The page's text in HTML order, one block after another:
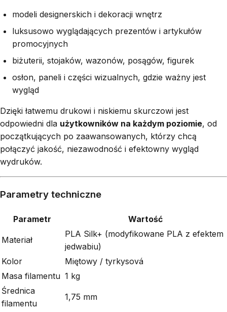
modeli designerskich i dekoracji wnętrz
luksusowo wyglądających prezentów i artykułów
promocyjnych
biżuterii, stojaków, wazonów, posągów, figurek
osłon, paneli i części wizualnych, gdzie ważny jest
wygląd
Dzięki łatwemu drukowi i niskiemu skurczowi jest
odpowiedni dla użytkowników na każdym poziomie, od
początkujących po zaawansowanych, którzy chcą
połączyć jakość, niezawodność i efektowny wygląd
wydruków.
Parametry techniczne
Parametr Wartość
Materiał
PLA Silk+ (modyfikowane PLA z efektem
jedwabiu)
Kolor
Miętowy / tyrkysová
Masa filamentu 1 kg
Średnica
filamentu
1,75 mm